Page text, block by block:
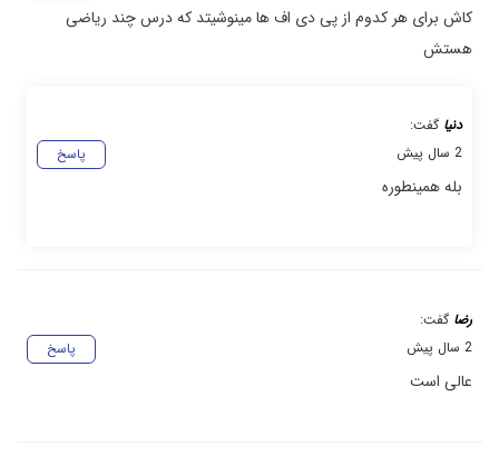
کاش برای هر کدوم از پی دی اف ها مینوشیتد که درس چند ریاضی
هستش
دنیا گفت:
پاسخ
2 سال پیش
بله همینطوره
رضا گفت:
پاسخ
2 سال پیش
عالی است